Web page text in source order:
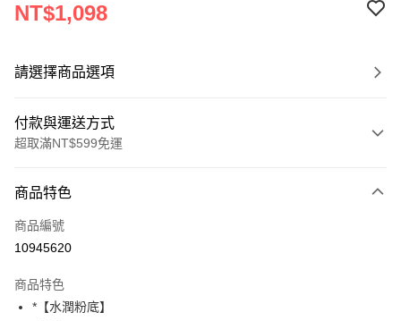
NT$1,098
請選擇商品選項
付款與運送方式
超取滿NT$599免運
信用卡一次付款
超商取貨付款
Apple Pay
商品特色
商品編號
10945620
商品特色
*【水潤粉底】